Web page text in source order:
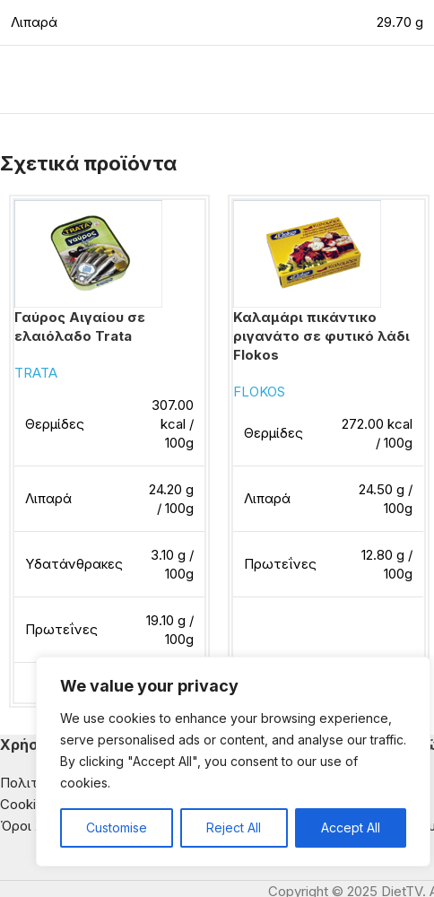
We value your privacy
We use cookies to enhance your browsing experience,
serve personalised ads or content, and analyse our traffic.
By clicking "Accept All", you consent to our use of
cookies.
Customise Reject All Accept All
Λιπαρά 29.70 g
Σχετικά προϊόντα
Γαύρος Αιγαίου σε
ελαιόλαδο Trata
TRATA
Θερμίδες
307.00
kcal /
100g
Λιπαρά
24.20 g
/ 100g
Υδατάνθρακες
3.10 g /
100g
Πρωτεΐνες
19.10 g /
100g
Διαβάστε περισσότερα
Καλαμάρι πικάντικο
ριγανάτο σε φυτικό λάδι
Flokos
FLOKOS
Θερμίδες
272.00 kcal
/ 100g
Λιπαρά
24.50 g /
100g
Πρωτεΐνες
12.80 g /
100g
Χρήσιμα
Πολιτική Απορρήτου
Cookies
Όροι Χρήσης
Κατηγορίες
Διατροφή & Νοσήματα
Αντιμετώπιση της
Διατροφική Ενημέρωση
Copyright © 2025 DietTV.